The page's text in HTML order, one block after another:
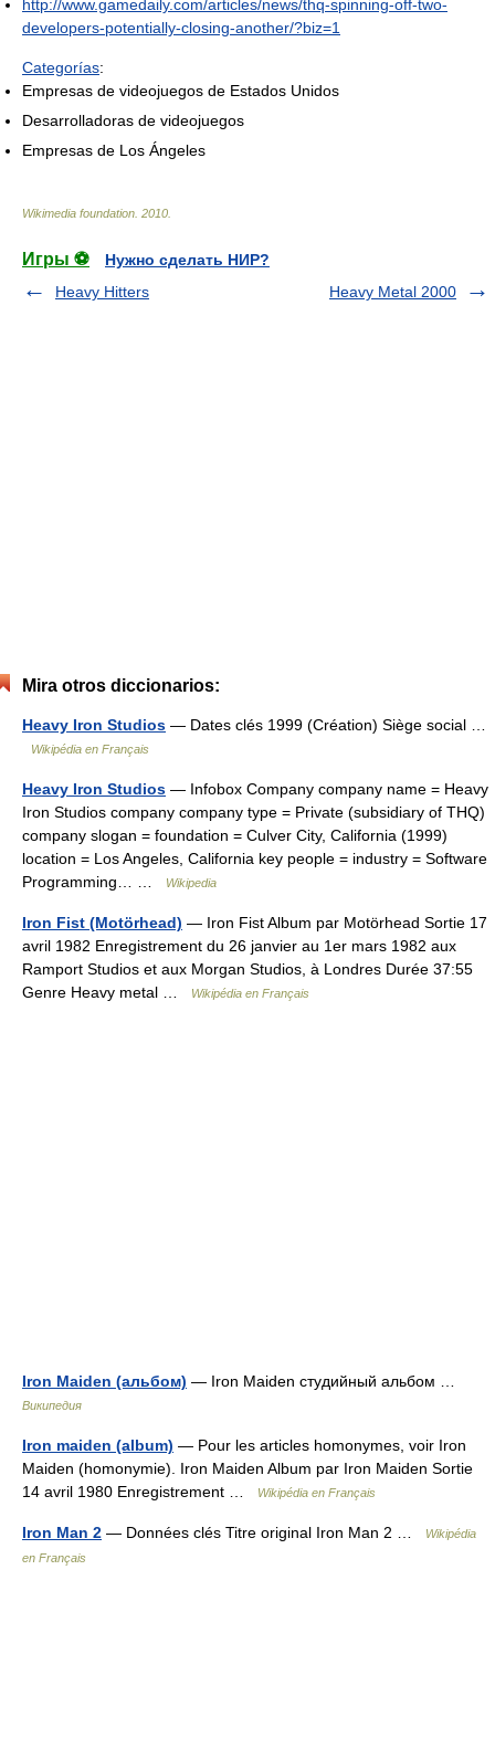
http://www.gamedaily.com/articles/news/thq-spinning-off-two-
developers-potentially-closing-another/?biz=1
Categorías:
Empresas de videojuegos de Estados Unidos
Desarrolladoras de videojuegos
Empresas de Los Ángeles
Wikimedia foundation 2010
Игры ⚽
Нужно сделать НИР?
Heavy Hitters
Heavy Metal 2000
Mira otros diccionarios:
Heavy Iron Studios — Dates clés 1999 (Création) Siège social …
Wikipédia en Français
Heavy Iron Studios — Infobox Company company name = Heavy
Iron Studios company company type = Private (subsidiary of THQ)
company slogan = foundation = Culver City, California (1999)
location = Los Angeles, California key people = industry = Software
Programming… …
Wikipedia
Iron Fist (Motörhead) — Iron Fist Album par Motörhead Sortie 17
avril 1982 Enregistrement du 26 janvier au 1er mars 1982 aux
Ramport Studios et aux Morgan Studios, à Londres Durée 37:55
Genre Heavy metal …
Wikipédia en Français
Iron Maiden (альбом) — Iron Maiden студийный альбом …
Википедия
Iron maiden (album) — Pour les articles homonymes, voir Iron
Maiden (homonymie). Iron Maiden Album par Iron Maiden Sortie
14 avril 1980 Enregistrement …
Wikipédia en Français
Iron Man 2 — Données clés Titre original Iron Man 2 …
Wikipédia
en Français